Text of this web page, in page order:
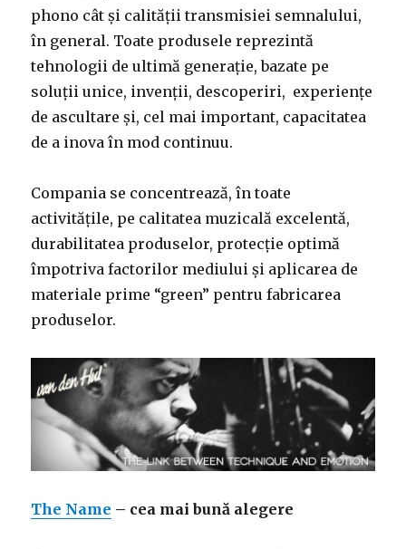
phono cât și calității transmisiei semnalului,
în general. Toate produsele reprezintă
tehnologii de ultimă generație, bazate pe
soluții unice, invenții, descoperiri, experiențe
de ascultare și, cel mai important, capacitatea
de a inova în mod continuu.
Compania se concentrează, în toate
activitățile, pe calitatea muzicală excelentă,
durabilitatea produselor, protecție optimă
împotriva factorilor mediului și aplicarea de
materiale prime “green” pentru fabricarea
produselor.
The Name – cea mai bună alegere